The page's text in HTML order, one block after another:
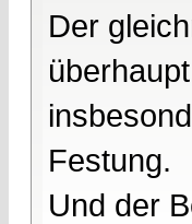
Der
Festung.
Und der